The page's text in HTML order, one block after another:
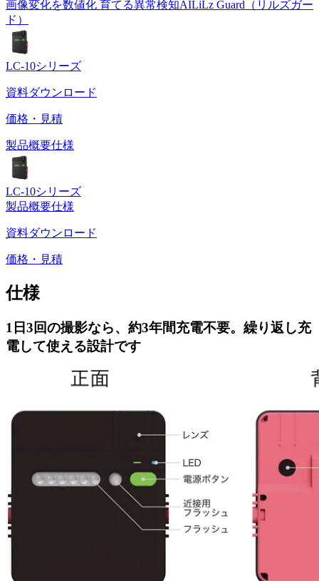
画像変化を数値化 育てる異常検知AILiLz Guard（リルズガー
ド）
LC-10シリーズ
資料ダウンロード
価格・見積
製品概要仕様
LC-10シリーズ
製品概要仕様
資料ダウンロード
価格・見積
仕様
1日3回の撮影なら、約3年間充電不要。繰り返し充
電して使える設計です